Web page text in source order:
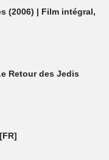
(2006) | Film intégral,
Retour des Jedis